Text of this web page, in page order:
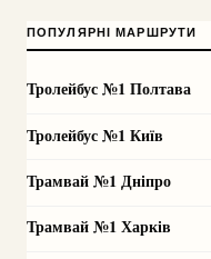
ПОПУЛЯРНІ МАРШРУТИ
Тролейбус №1 Полтава
Тролейбус №1 Київ
Трамвай №1 Дніпро
Трамвай №1 Харків